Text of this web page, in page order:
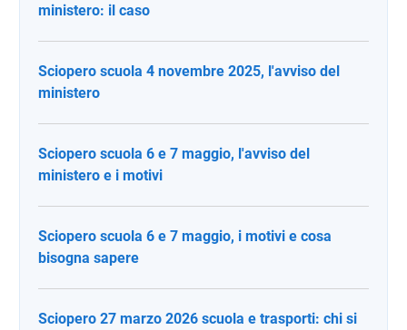
ministero: il caso
Sciopero scuola 4 novembre 2025, l'avviso del
ministero
Sciopero scuola 6 e 7 maggio, l'avviso del
ministero e i motivi
Sciopero scuola 6 e 7 maggio, i motivi e cosa
bisogna sapere
Sciopero 27 marzo 2026 scuola e trasporti: chi si